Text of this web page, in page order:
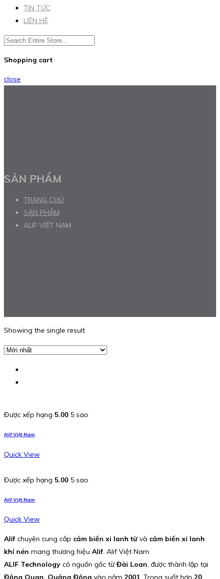
TIN TỨC
LIÊN HỆ
Shopping cart
close
SẢN PHẨM
TRANG CHỦ
SẢN PHẨM
ALIF VIỆT NAM
Showing the single result
Được xếp hạng 5.00 5 sao
Alif Việt Nam
Quick View
Được xếp hạng 5.00 5 sao
Alif Việt Nam
Quick View
Alif chuyên cung cấp cảm biến xi lanh từ và cảm biến xi lanh
khí nén mang thương hiệu Alif. Alif Việt Nam
ALIF Technology có nguồn gốc từĐài Loan, được thành lập tại